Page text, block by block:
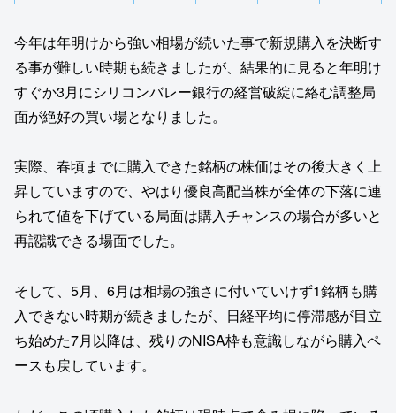
今年は年明けから強い相場が続いた事で新規購入を決断す
る事が難しい時期も続きましたが、結果的に見ると年明け
すぐか3月にシリコンバレー銀行の経営破綻に絡む調整局
面が絶好の買い場となりました。
実際、春頃までに購入できた銘柄の株価はその後大きく上
昇していますので、やはり優良高配当株が全体の下落に連
られて値を下げている局面は購入チャンスの場合が多いと
再認識できる場面でした。
そして、5月、6月は相場の強さに付いていけず1銘柄も購
入できない時期が続きましたが、日経平均に停滞感が目立
ち始めた7月以降は、残りのNISA枠も意識しながら購入ペ
ースも戻しています。